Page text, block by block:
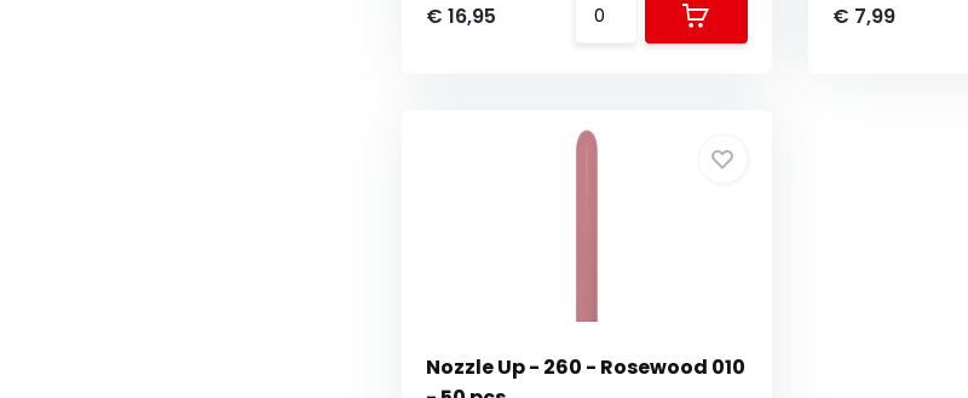
€ 16,95 € 7,99
Nozzle Up - 260 - Rosewood 010